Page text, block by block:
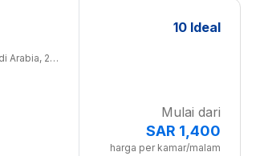
King Abdul Aziz Endowment,Abraj Al Bait Complex, Ajyad, Mecca, Saudi Arabia, 21955
10 Ideal
Mulai dari
SAR 1,400
harga per kamar/malam